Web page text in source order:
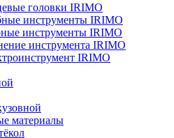
головки IRIMO
инструменты IRIMO
инструменты IRIMO
инструмента IRIMO
IRIMO
материалы